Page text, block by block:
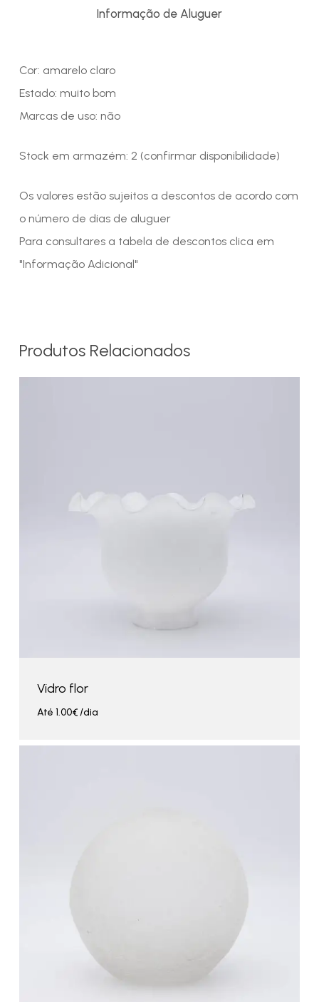
Informação de Aluguer
Cor: amarelo claro
Estado: muito bom
Marcas de uso: não
Stock em armazém: 2 (confirmar disponibilidade)
Os valores estão sujeitos a descontos de acordo com
o número de dias de aluguer
Para consultares a tabela de descontos clica em
"Informação Adicional"
Produtos Relacionados
Vidro flor
Até 1.00€/dia